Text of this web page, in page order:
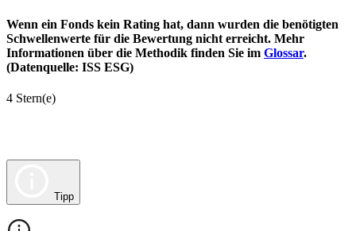
Wenn ein Fonds kein Rating hat, dann wurden die benötigten
Schwellenwerte für die Bewertung nicht erreicht. Mehr
Informationen über die Methodik finden Sie im Glossar.
(Datenquelle: ISS ESG)
4 Stern(e)
Tipp